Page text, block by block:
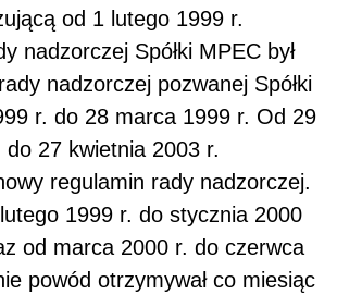
od 1 lutego 1999 r.
nadzorczej Spółki MPEC był
nadzorczej pozwanej Spółki
r. do 28 marca 1999 r. Od 29
27 kwietnia 2003 r.
regulamin rady nadzorczej.
1999 r. do stycznia 2000
od marca 2000 r. do czerwca
powód otrzymywał co miesiąc